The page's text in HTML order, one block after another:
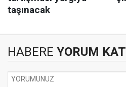
HABERE YORUM KAT